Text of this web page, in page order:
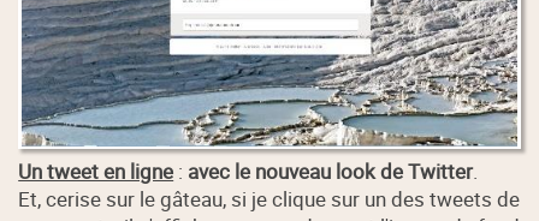
Un tweet en ligne : avec le nouveau look de Twitter.
Et, cerise sur le gâteau, si je clique sur un des tweets de